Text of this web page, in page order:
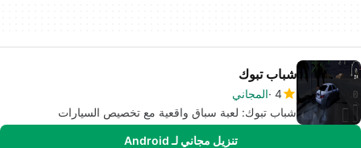
شباب تبوك
4 المجاني
شباب تبوك: لعبة سباق واقعية مع تخصيص السيارات
تنزيل مجاني لـ Android